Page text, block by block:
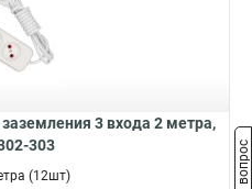
3 входа 2 метра,
303
(12шт)